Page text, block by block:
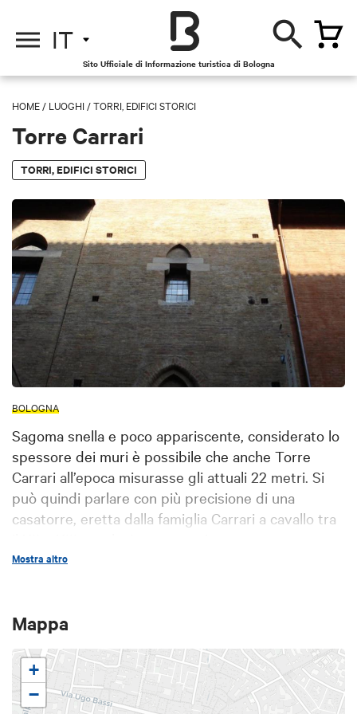
IT
Sito Ufficiale di Informazione turistica di Bologna
HOME / LUOGHI /TORRI, EDIFICI STORICI
Torre Carrari
TORRI, EDIFICI STORICI
BOLOGNA
Sagoma snella e poco appariscente, considerato lo
spessore dei muri è possibile che anche Torre
Carrari all’epoca misurasse gli attuali 22 metri. Si
può quindi parlare con più precisione di una
casatorre, eretta dalla famiglia Carrari a cavallo tra
dei culmini della maestria muraria medievale. Via di
all’igiene e alla sicurezza, strutturale e degli
proprietaria di una grossa fetta di isolato tra le
attuali vie de’ Toschi, Marchesana e Foscherari,
dove possedevano la loro chiesa gentilizia, la loro
Mostra altro
Mappa
+
−